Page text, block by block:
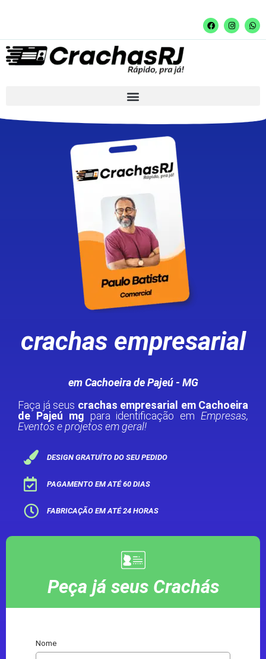
crachas empresarial
em Cachoeira de Pajeú - MG
Faça já seus crachas empresarial em Cachoeira
de Pajeú mg para identificação em Empresas,
Eventos e projetos em geral!
DESIGN GRATUÍTO DO SEU PEDIDO
PAGAMENTO EM ATÉ 60 DIAS
FABRICAÇÃO EM ATÉ 24 HORAS
Peça já seus Crachás
Nome